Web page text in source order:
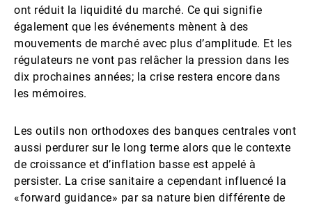
ont réduit la liquidité du marché. Ce qui signifie
également que les événements mènent à des
mouvements de marché avec plus d’amplitude. Et les
régulateurs ne vont pas relâcher la pression dans les
dix prochaines années; la crise restera encore dans
les mémoires.
Les outils non orthodoxes des banques centrales vont
aussi perdurer sur le long terme alors que le contexte
de croissance et d’inflation basse est appelé à
persister. La crise sanitaire a cependant influencé la
«forward guidance» par sa nature bien différente de